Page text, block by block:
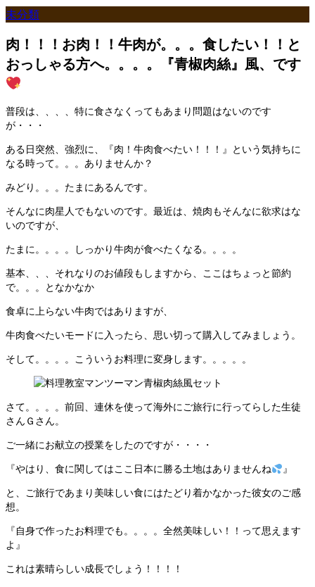
未分類
肉！！！お肉！！牛肉が。。。食したい！！と
おっしゃる方へ。。。。『青椒肉絲』風、です
普段は、、、、特に食さなくってもあまり問題はないのです
が・・・
ある日突然、強烈に、『肉！牛肉食べたい！！！』という気持ちに
なる時って。。。ありませんか？
みどり。。。たまにあるんです。
そんなに肉星人でもないのです。最近は、焼肉もそんなに欲求はな
いのですが、
たまに。。。。しっかり牛肉が食べたくなる。。。。
基本、、、それなりのお値段もしますから、ここはちょっと節約
で。。。となかなか
食卓に上らない牛肉ではありますが、
牛肉食べたいモードに入ったら、思い切って購入してみましょう。
そして。。。。こういうお料理に変身します。。。。。
さて。。。。前回、連休を使って海外にご旅行に行ってらした生徒
さんＧさん。
ご一緒にお献立の授業をしたのですが・・・・
『やはり、食に関してはここ日本に勝る土地はありませんね
』
と、ご旅行であまり美味しい食にはたどり着かなかった彼女のご感
想。
『自身で作ったお料理でも。。。。全然美味しい！！って思えます
よ』
これは素晴らしい成長でしょう！！！！